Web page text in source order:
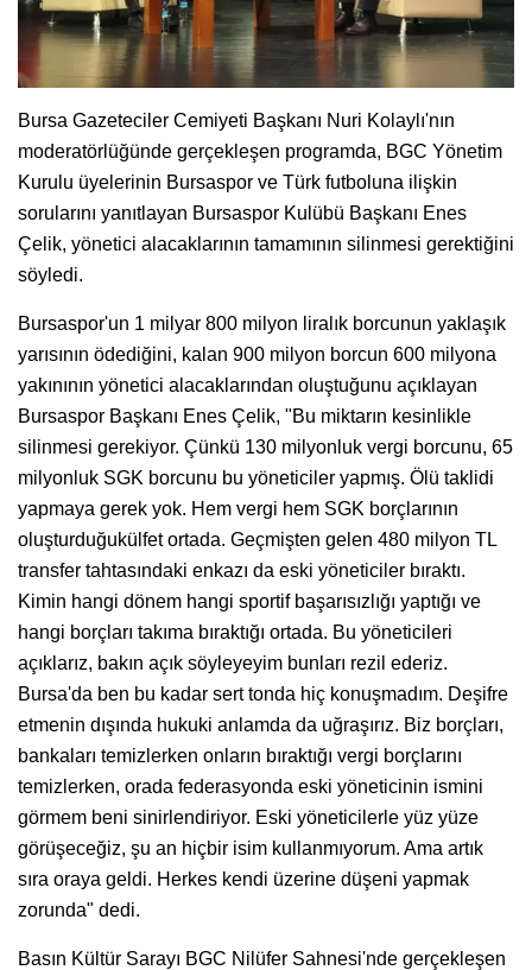
Bursa Gazeteciler Cemiyeti Başkanı Nuri Kolaylı'nın
moderatörlüğünde gerçekleşen programda, BGC Yönetim
Kurulu üyelerinin Bursaspor ve Türk futboluna ilişkin
sorularını yanıtlayan Bursaspor Kulübü Başkanı Enes
Çelik, yönetici alacaklarının tamamının silinmesi gerektiğini
söyledi.
Bursaspor'un 1 milyar 800 milyon liralık borcunun yaklaşık
yarısının ödediğini, kalan 900 milyon borcun 600 milyona
yakınının yönetici alacaklarından oluştuğunu açıklayan
Bursaspor Başkanı Enes Çelik, "Bu miktarın kesinlikle
silinmesi gerekiyor. Çünkü 130 milyonluk vergi borcunu, 65
milyonluk SGK borcunu bu yöneticiler yapmış. Ölü taklidi
yapmaya gerek yok. Hem vergi hem SGK borçlarının
oluşturduğukülfet ortada. Geçmişten gelen 480 milyon TL
transfer tahtasındaki enkazı da eski yöneticiler bıraktı.
Kimin hangi dönem hangi sportif başarısızlığı yaptığı ve
hangi borçları takıma bıraktığı ortada. Bu yöneticileri
açıklarız, bakın açık söyleyeyim bunları rezil ederiz.
Bursa'da ben bu kadar sert tonda hiç konuşmadım. Deşifre
etmenin dışında hukuki anlamda da uğraşırız. Biz borçları,
bankaları temizlerken onların bıraktığı vergi borçlarını
temizlerken, orada federasyonda eski yöneticinin ismini
görmem beni sinirlendiriyor. Eski yöneticilerle yüz yüze
görüşeceğiz, şu an hiçbir isim kullanmıyorum. Ama artık
sıra oraya geldi. Herkes kendi üzerine düşeni yapmak
zorunda" dedi.
Basın Kültür Sarayı BGC Nilüfer Sahnesi'nde gerçekleşen